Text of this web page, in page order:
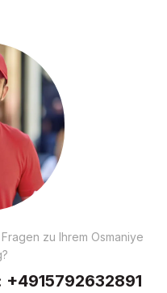
zu Ihrem Osmaniye
+4915792632891